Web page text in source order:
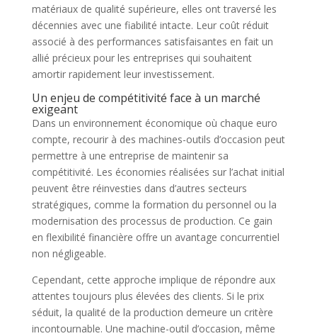
matériaux de qualité supérieure, elles ont traversé les
décennies avec une fiabilité intacte. Leur coût réduit
associé à des performances satisfaisantes en fait un
allié précieux pour les entreprises qui souhaitent
amortir rapidement leur investissement.
Un enjeu de compétitivité face à un marché
exigeant
Dans un environnement économique où chaque euro
compte, recourir à des machines-outils d’occasion peut
permettre à une entreprise de maintenir sa
compétitivité. Les économies réalisées sur l’achat initial
peuvent être réinvesties dans d’autres secteurs
stratégiques, comme la formation du personnel ou la
modernisation des processus de production. Ce gain
en flexibilité financière offre un avantage concurrentiel
non négligeable.
Cependant, cette approche implique de répondre aux
attentes toujours plus élevées des clients. Si le prix
séduit, la qualité de la production demeure un critère
incontournable. Une machine-outil d’occasion, même